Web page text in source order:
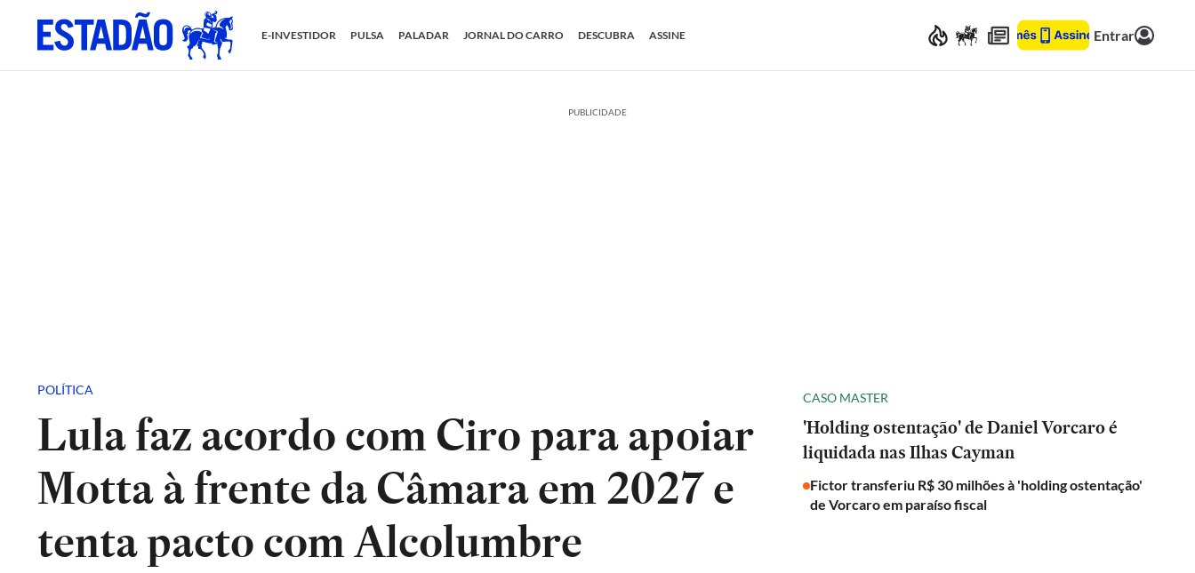
E-INVESTIDOR PULSA PALADAR JORNAL DO CARRO DESCUBRA ASSINE Entrar
PUBLICIDADE
POLÍTICA
Lula faz acordo com Ciro para apoiar
Motta à frente da Câmara em 2027 e
tenta pacto com Alcolumbre
CASO MASTER
'Holding ostentação' de Daniel Vorcaro é
liquidada nas Ilhas Cayman
Fictor transferiu R$ 30 milhões à 'holding ostentação'
de Vorcaro em paraíso fiscal